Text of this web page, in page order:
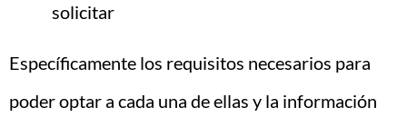
solicitar
Específicamente los requisitos necesarios para
poder optar a cada una de ellas y la información